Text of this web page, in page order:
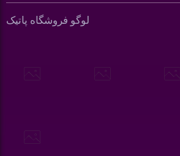
لوگو فروشگاه پاتیک